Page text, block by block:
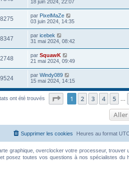
18 juin 2024, 22:07
par PixelMaZe
03 juin 2024, 14:35
par icebek
31 mai 2024, 08:42
par SquawK
21 mai 2024, 09:49
par Windy089
15 mai 2024, 14:15
ont été trouvés Page sur25
1 2 3 4 5
Aller
Heures au format
Supprimer les cookies
graphique, overclocker votre processeur, trouver
et posez toutes vos questions à nos spécialistes du